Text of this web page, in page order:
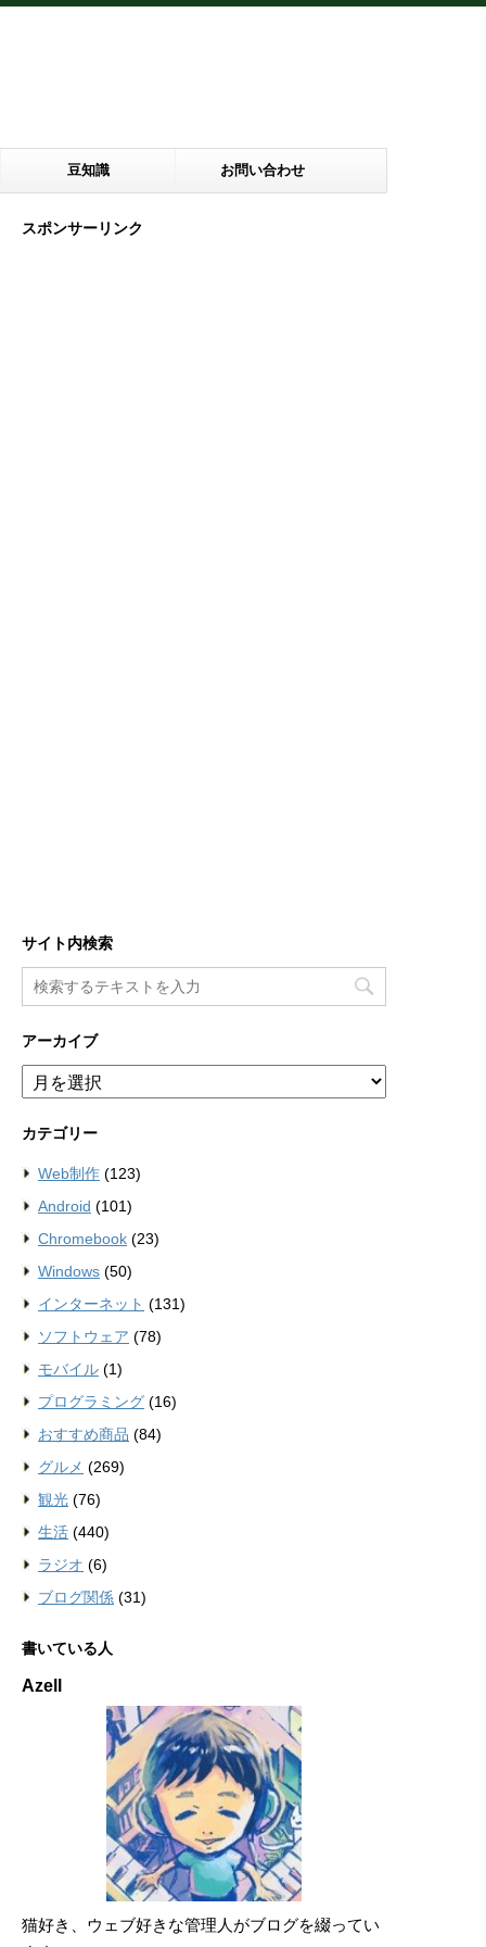
豆知識 お問い合わせ
スポンサーリンク
サイト内検索
アーカイブ
ア
ー
イ
ブ
カテゴリー
Web制作 (123)
Android (101)
Chromebook (23)
Windows (50)
インターネット (131)
ソフトウェア (78)
モバイル (1)
プログラミング (16)
おすすめ商品 (84)
グルメ (269)
観光 (76)
生活 (440)
ラジオ (6)
ブログ関係 (31)
書いている人
Azell
猫好き、ウェブ好きな管理人がブログを綴ってい